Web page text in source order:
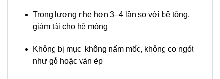
Trọng lượng nhẹ hơn 3–4 lần so với bê tông,
giảm tải cho hệ móng
Không bị mục, không nấm mốc, không co ngót
như gỗ hoặc ván ép